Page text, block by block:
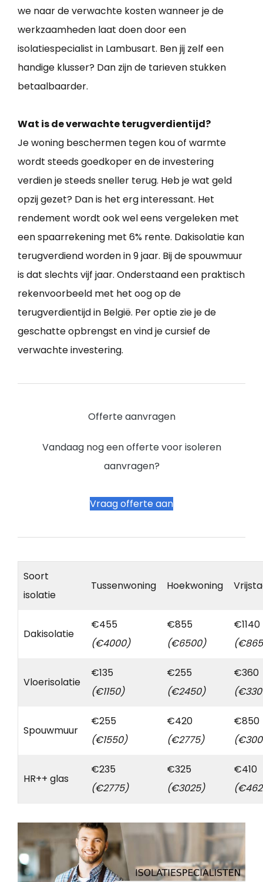
we naar de verwachte kosten wanneer je de
werkzaamheden laat doen door een
isolatiespecialist in Lambusart. Ben jij zelf een
handige klusser? Dan zijn de tarieven stukken
betaalbaarder.
Wat is de verwachte terugverdientijd?
Je woning beschermen tegen kou of warmte
wordt steeds goedkoper en de investering
verdien je steeds sneller terug. Heb je wat geld
opzij gezet? Dan is het erg interessant. Het
rendement wordt ook wel eens vergeleken met
een spaarrekening met 6% rente. Dakisolatie kan
terugverdiend worden in 9 jaar. Bij de spouwmuur
is dat slechts vijf jaar. Onderstaand een praktisch
rekenvoorbeeld met het oog op de
terugverdientijd in België. Per optie zie je de
geschatte opbrengst en vind je cursief de
verwachte investering.
Offerte aanvragen
Vandaag nog een offerte voor isoleren
aanvragen?
Vraag offerte aan
Soort
isolatie
Tussenwoning Hoekwoning
Dakisolatie
€455
(€4000)
€855
(€6500)
€1140
Vloerisolatie
€135
(€1150)
€255
(€2450)
€360
Spouwmuur
€255
(€1550)
€420
(€2775)
€850
HR++ glas
€235
(€2775)
€325
(€3025)
€410